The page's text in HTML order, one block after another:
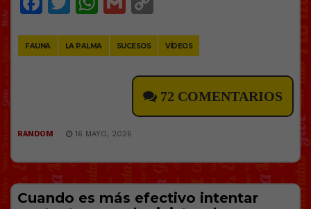
FAUNA LA PALMA SUCESOS VÍDEOS
72 COMENTARIOS
RANDOM 16 MAYO, 2026
Cuando es más efectivo intentar